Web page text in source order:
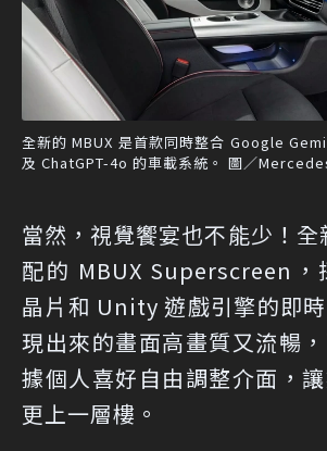
全新的 MBUX 是首款同時整合 Google
及 ChatGPT-4o 的車載系統。 圖／
當然，視覺饗宴也不能少！全
配的 MBUX Superscreen，
晶片和 Unity 遊戲引擎的即
現出來的畫面高畫質又流暢
據個人喜好自由調整介面，
更上一層樓。